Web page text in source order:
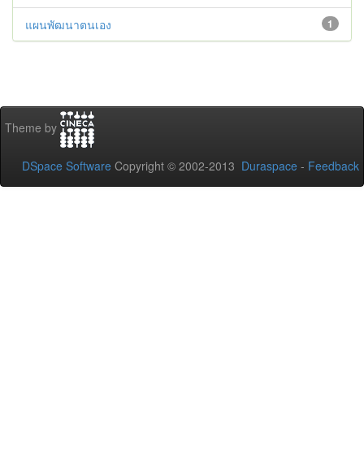
1
แผนพัฒนาตนเอง
Theme by
DSpace Software Copyright © 2002-2013 Duraspace - Feedback